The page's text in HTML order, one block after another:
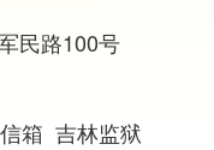
民路100号
信箱 吉林监狱